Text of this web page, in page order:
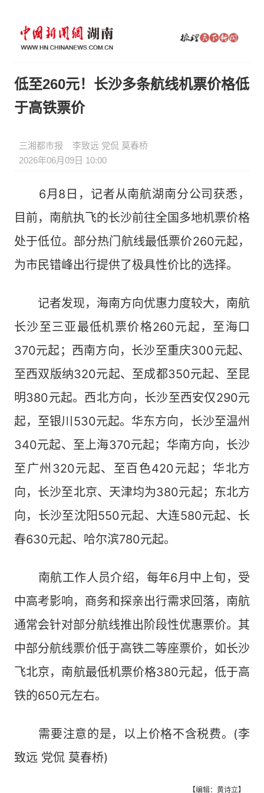
低至260元！长沙多条航线机票价格低
于高铁票价
三湘都市报
李致远 党侃 莫春桥
2026年06月09日 10:00
6月8日，记者从南航湖南分公司获悉，
目前，南航执飞的长沙前往全国多地机票价格
处于低位。部分热门航线最低票价260元起，
为市民错峰出行提供了极具性价比的选择。
记者发现，海南方向优惠力度较大，南航
长沙至三亚最低机票价格260元起，至海口
370元起；西南方向，长沙至重庆300元起、
至西双版纳320元起、至成都350元起、至昆
明380元起。西北方向，长沙至西安仅290元
起，至银川530元起。华东方向，长沙至温州
340元起、至上海370元起；华南方向，长沙
至广州320元起、至百色420元起；华北方
向，长沙至北京、天津均为380元起；东北方
向，长沙至沈阳550元起、大连580元起、长
春630元起、哈尔滨780元起。
南航工作人员介绍，每年6月中上旬，受
中高考影响，商务和探亲出行需求回落，南航
通常会针对部分航线推出阶段性优惠票价。其
中部分航线票价低于高铁二等座票价，如长沙
飞北京，南航最低机票价格380元起，低于高
铁的650元左右。
需要注意的是，以上价格不含税费。(李
致远 党侃 莫春桥)
【编辑：黄诗立】